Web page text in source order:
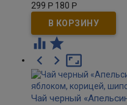
299 Р 180 Р
 

 
Чай черный